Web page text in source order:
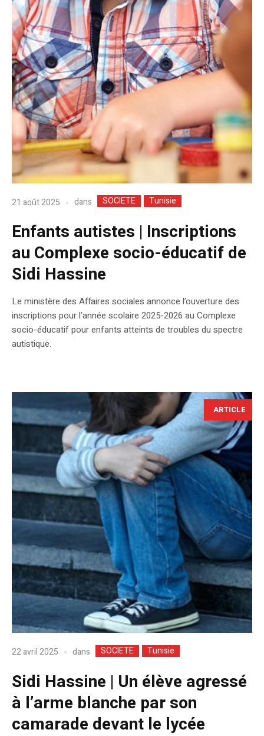
21 août 2025 dans SOCIETE Tunisie
Enfants autistes | Inscriptions
au Complexe socio-éducatif de
Sidi Hassine
Le ministère des Affaires sociales annonce l’ouverture des
inscriptions pour l’année scolaire 2025-2026 au Complexe
socio-éducatif pour enfants atteints de troubles du spectre
autistique.
ARTICLE
22 avril 2025 dans SOCIETE Tunisie
Sidi Hassine | Un élève agressé
à l’arme blanche par son
camarade devant le lycée